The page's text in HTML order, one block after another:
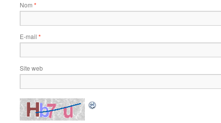
Nom *
E-mail *
Site web